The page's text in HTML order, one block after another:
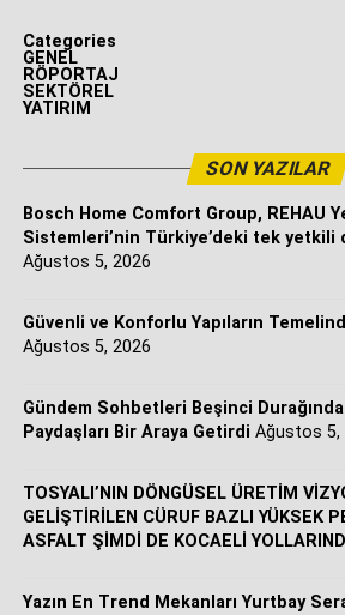
Categories
GENEL
RÖPORTAJ
SEKTÖREL
YATIRIM
SON YAZILAR
Bosch Home Comfort Group, REHAU
Sistemleri’nin Türkiye’deki tek
Ağustos 5, 2026
Güvenli ve Konforlu Yapıların
Ağustos 5, 2026
Gündem Sohbetleri Beşinci Durağında
Paydaşları Bir Araya Getirdi Ağustos 5,
TOSYALI’NIN DÖNGÜSEL ÜRETİM
GELİŞTİRİLEN CÜRUF BAZLI YÜKSEK
ASFALT ŞİMDİ DE KOCAELİ
Yazın En Trend Mekanları Yurtbay